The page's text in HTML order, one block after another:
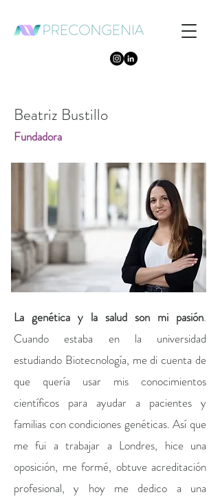
Beatriz Bustillo
Fundadora
La genética y la salud son mi pasión.
Cuando estaba en la universidad
estudiando Biotecnología, me di cuenta de
que quería usar mis conocimientos
científicos para ayudar a pacientes y
familias con condiciones genéticas. Así que
me fui a trabajar a Londres, hice una
oposición, me formé, obtuve acreditación
profesional, y hoy me dedico a una